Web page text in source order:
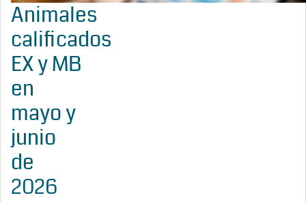
Animales
calificados
EX y MB
en
mayo y
junio
de
2026